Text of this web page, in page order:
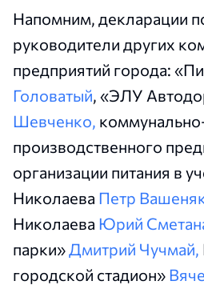
Напомним, декларации
руководители других
предприятий города:
Головатый, «ЭЛУ
Шевченко,
производственного
организации питания в
Николаева Петр
Николаева Юрий
парки»Дмитрий Чучмай,
городской стадион»